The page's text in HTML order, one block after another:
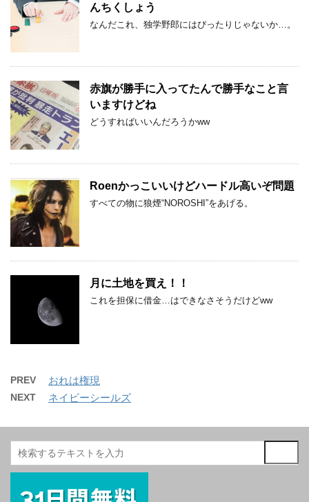
んちくしょう
なんだこれ、独学野郎にはぴったりじゃないか…。
赤旗が勝手に入ってたんで勝手なこと言
いますけどね
どうすればいいんだろうかww
Roenかっこいいけどハードル高いぞ問題
すべての物に狼煙“NOROSHI”をあげる。
月に土地を買え！！
これを担保に借金…はできなさそうだけどww
PREV おれは権現
NEXT ネイビーシールズ